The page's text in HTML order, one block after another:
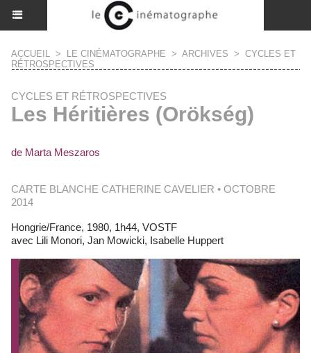
ACCUEIL > LE CINÉMATOGRAPHE > ARCHIVES > CYCLES ET
RÉTROSPECTIVES
CYCLES ET RÉTROSPECTIVES
Les Héritières (Orökség)
de Marta Meszaros
CARTE BLANCHE CATHERINE CAVELIER • OCTOBRE
2014
Hongrie/France, 1980, 1h44, VOSTF
avec Lili Monori, Jan Mowicki, Isabelle Huppert